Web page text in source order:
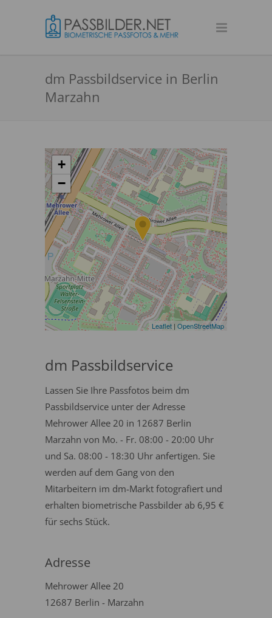
dm Passbildservice in Berlin
Marzahn
+
−
Leaflet | OpenStreetMap
dm Passbildservice
Lassen Sie Ihre Passfotos beim dm
Passbildservice unter der Adresse
Mehrower Allee 20 in 12687 Berlin
Marzahn von Mo. - Fr. 08:00 - 20:00 Uhr
und Sa. 08:00 - 18:30 Uhr anfertigen. Sie
werden auf dem Gang von den
Mitarbeitern im dm-Markt fotografiert und
erhalten biometrische Passbilder ab 6,95 €
für sechs Stück.
Adresse
Mehrower Allee 20
12687 Berlin - Marzahn